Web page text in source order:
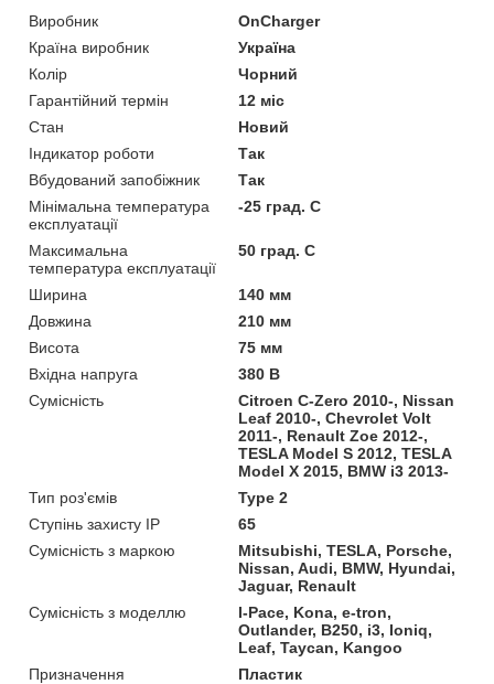
Виробник
OnCharger
Країна виробник
Україна
Колір
Чорний
Гарантійний термін
12 міс
Стан
Новий
Індикатор роботи
Так
Вбудований запобіжник
Так
Мінімальна температура
експлуатації
-25 град. C
Максимальна
температура експлуатації
50 град. C
Ширина
140 мм
Довжина
210 мм
Висота
75 мм
Вхідна напруга
380 В
Сумісність
Citroen C-Zero 2010-, Nissan
Leaf 2010-, Chevrolet Volt
2011-, Renault Zoe 2012-,
TESLA Model S 2012, TESLA
Model X 2015, BMW i3 2013-
Тип роз'ємів
Type 2
Ступінь захисту IP
65
Сумісність з маркою
Mitsubishi, TESLA, Porsche,
Nissan, Audi, BMW, Hyundai,
Jaguar, Renault
Сумісність з моделлю
I-Pace, Kona, e-tron,
Outlander, B250, i3, Ioniq,
Leaf, Taycan, Kangoo
Призначення
Пластик